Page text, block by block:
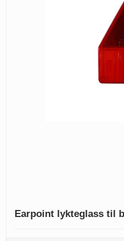
Earpoint lykteglass til